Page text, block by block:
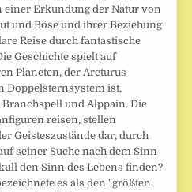
einer Erkundung der Natur von
und Böse und ihrer Beziehung
Reise durch fantastische
Geschichte spielt auf
Planeten, der Arcturus
Doppelsternsystem ist,
und Alppain. Die
reisen, stellen
Geisteszustände dar, durch
seiner Suche nach dem Sinn
den Sinn des Lebens finden?
es als den "größten